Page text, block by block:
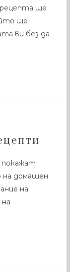
рецепта ще
ще
ви без да
покажат
на домашен
на